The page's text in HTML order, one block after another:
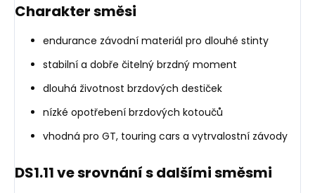
Charakter směsi
endurance závodní materiál pro dlouhé stinty
stabilní a dobře čitelný brzdný moment
dlouhá životnost brzdových destiček
nízké opotřebení brzdových kotoučů
vhodná pro GT, touring cars a vytrvalostní závody
DS1.11 ve srovnání s dalšími směsmi